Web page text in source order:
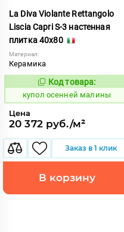
La Diva Violante Rettangolo
Liscia Capri S-3 настенная
плитка 40x80
Материал:
Керамика
852171
Код товара:
купол осенней малины
Цена
20 372 руб./м²
Заказ в 1 клик
В корзину